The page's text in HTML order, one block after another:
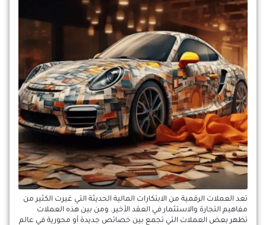
تعد العملات الرقمية من الابتكارات المالية الحديثة التي غيرت الكثير من
مفاهيم التجارة والاستثمار في العقد الأخير. ومن بين هذه العملات
تظهر بعض العملات التي تجمع بين خصائص جديدة أو محورية في عالم